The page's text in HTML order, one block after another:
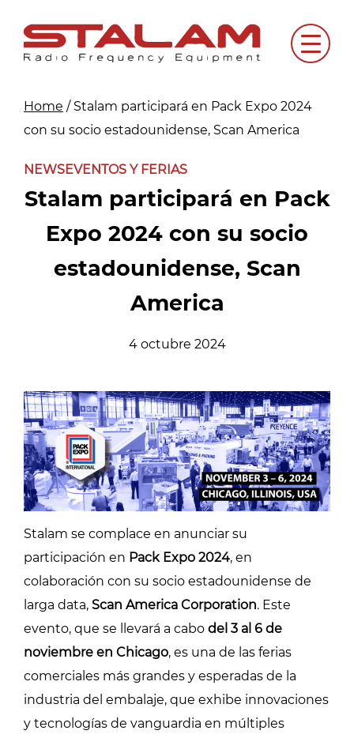
content
Menu
Home / Stalam participará en Pack Expo 2024
con su socio estadounidense, Scan America
NEWSEVENTOS Y FERIAS
Stalam participará en Pack
Expo 2024 con su socio
estadounidense, Scan
America
4 octubre 2024
Stalam se complace en anunciar su
participación en Pack Expo 2024, en
colaboración con su socio estadounidense de
larga data, Scan America Corporation. Este
evento, que se llevará a cabo del 3 al 6 de
noviembre en Chicago, es una de las ferias
comerciales más grandes y esperadas de la
industria del embalaje, que exhibe innovaciones
y tecnologías de vanguardia en múltiples